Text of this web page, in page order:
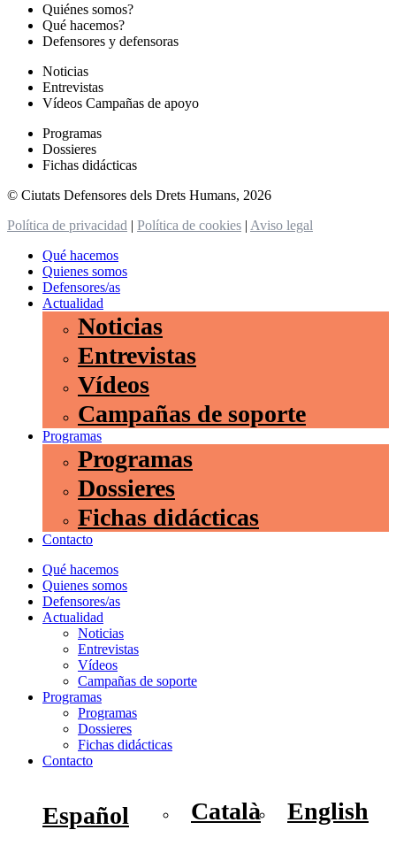
Quiénes somos?
Qué hacemos?
Defensores y defensoras
Noticias
Entrevistas
Vídeos Campañas de apoyo
Programas
Dossieres
Fichas didácticas
© Ciutats Defensores dels Drets Humans, 2026
Política de privacidad | Política de cookies | Aviso legal
Qué hacemos
Quienes somos
Defensores/as
Actualidad
Noticias
Entrevistas
Vídeos
Campañas de soporte
Programas
Programas
Dossieres
Fichas didácticas
Contacto
Qué hacemos
Quienes somos
Defensores/as
Actualidad
Noticias
Entrevistas
Vídeos
Campañas de soporte
Programas
Programas
Dossieres
Fichas didácticas
Contacto
Español Català English